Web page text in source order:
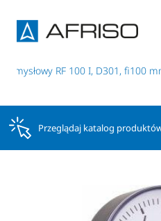
RF 100 I, D301, fi100
Przeglądaj katalog